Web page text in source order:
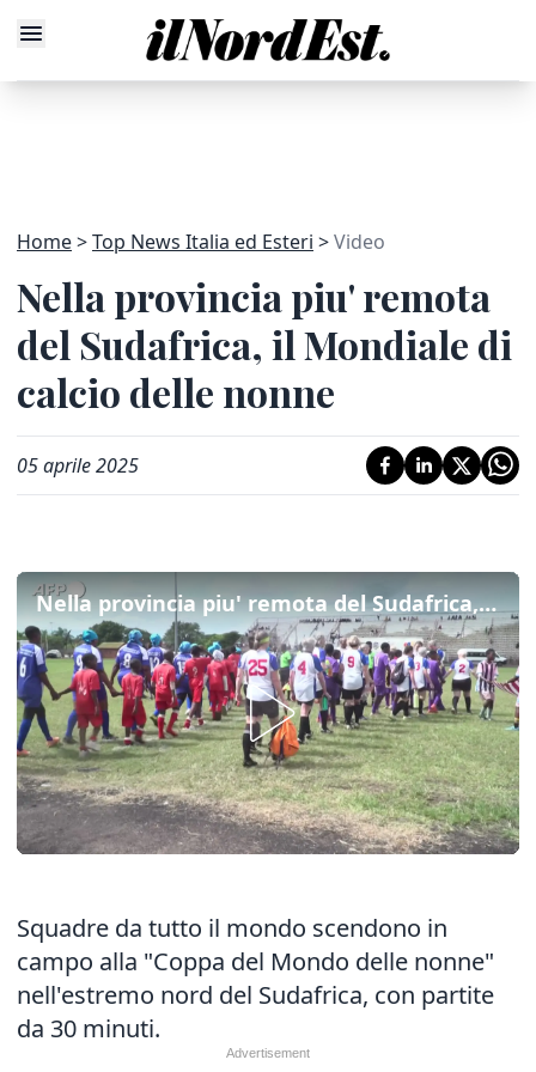
Home Top News Italia ed Esteri Video
Nella provincia piu' remota
del Sudafrica, il Mondiale di
calcio delle nonne
05 aprile 2025
Nella provincia piu' remota del Sudafrica, il Mondiale di calcio delle nonne
Squadre da tutto il mondo scendono in
campo alla "Coppa del Mondo delle nonne"
nell'estremo nord del Sudafrica, con partite
da 30 minuti.